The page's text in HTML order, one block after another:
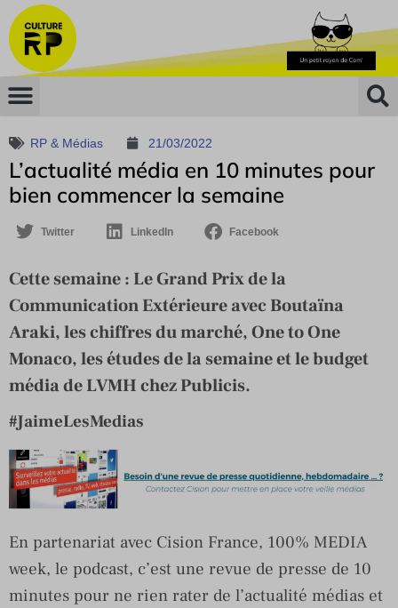
RP & Médias 21/03/2022
L’actualité média en 10 minutes pour
bien commencer la semaine
Twitter LinkedIn Facebook
Cette semaine : Le Grand Prix de la
Communication Extérieure avec Boutaïna
Araki, les chiffres du marché, One to One
Monaco, les études de la semaine et le budget
média de LVMH chez Publicis.
#JaimeLesMedias
En partenariat avec Cision France, 100% MEDIA
week, le podcast, c’est une revue de presse de 10
minutes pour ne rien rater de l’actualité médias et